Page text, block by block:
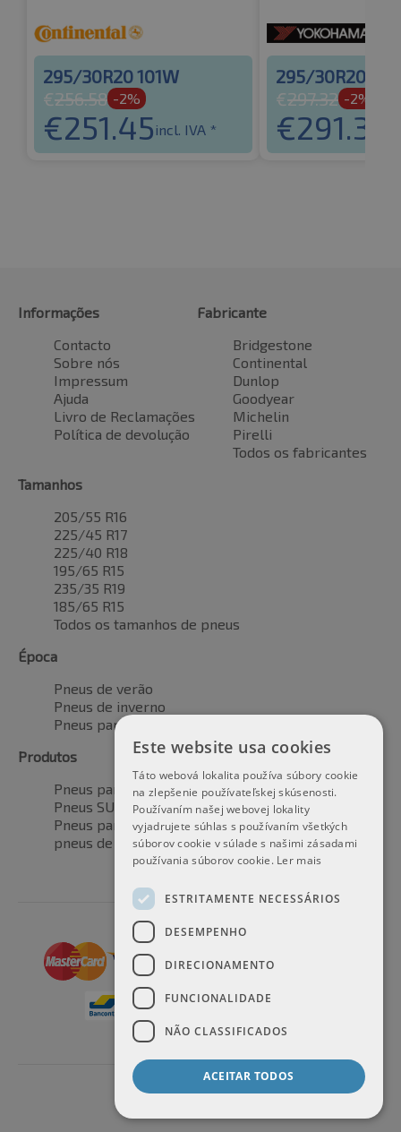
295/30R20 101W
€256.58 -2%
€251.45 incl. IVA *
295/30R20
€297.32 -2%
€291.37
Informações
Contacto
Sobre nós
Impressum
Ajuda
Livro de Reclamações
Política de devolução
Fabricante
Bridgestone
Continental
Dunlop
Goodyear
Michelin
Pirelli
Todos os fabricantes
Tamanhos
205/55 R16
225/45 R17
225/40 R18
195/65 R15
235/35 R19
185/65 R15
Todos os tamanhos de pneus
Época
Pneus de verão
Pneus de inverno
Pneus para todas as estações
Produtos
Pneus para automóveis
Pneus SUV / 4x4
Pneus para veículos de transporte
pneus de motocicleta
Este website usa cookies
Táto webová lokalita používa súbory cookie
na zlepšenie používateľskej skúsenosti.
Používaním našej webovej lokality
vyjadrujete súhlas s používaním všetkých
súborov cookie v súlade s našimi zásadami
používania súborov cookie. Ler mais
ESTRITAMENTE NECESSÁRIOS
DESEMPENHO
DIRECIONAMENTO
FUNCIONALIDADE
NÃO CLASSIFICADOS
ACEITAR TODOS